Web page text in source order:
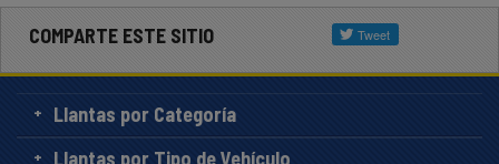
COMPARTE ESTE SITIO
Llantas por Categoría
Llantas por Tipo de Vehículo